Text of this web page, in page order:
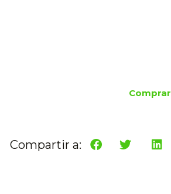
Comprar
Compartir a: